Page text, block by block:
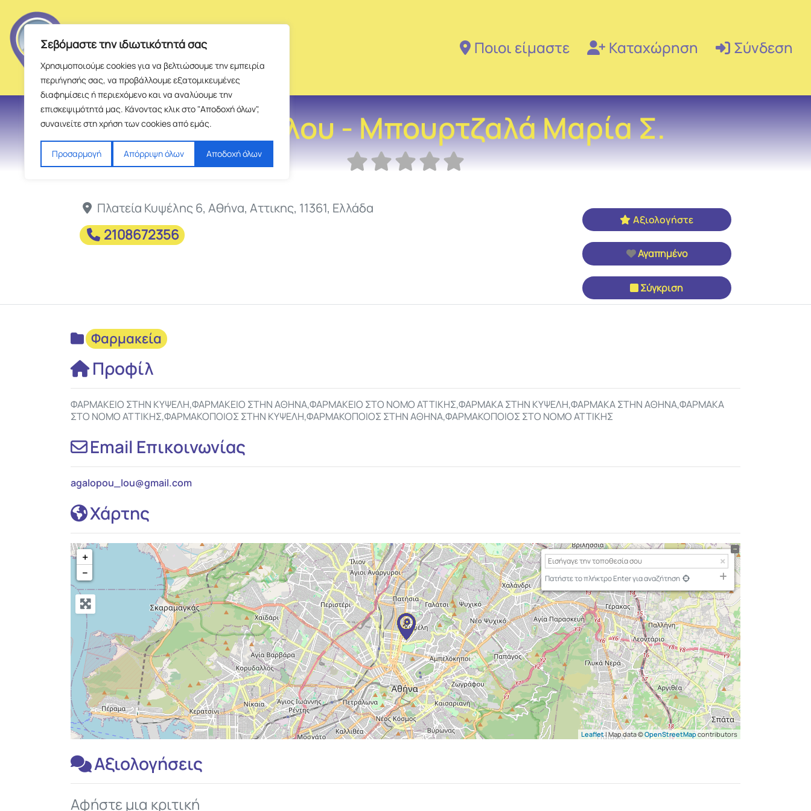
Σεβόμαστε την ιδιωτικότητά σας
Χρησιμοποιούμε cookies για να βελτιώσουμε την εμπειρία
περιήγησής σας, να προβάλλουμε εξατομικευμένες
διαφημίσεις ή περιεχόμενο και να αναλύουμε την
επισκεψιμότητά μας. Κάνοντας κλικ στο "Αποδοχή όλων",
συναινείτε στη χρήση των cookies από εμάς.
Προσαρμογή Απόρριψη όλων Αποδοχή όλων
Ποιοι είμαστε Καταχώρηση Σύνδεση
Αγαλοπούλου - Μπουρτζαλά Μαρία Σ.
Πλατεία Κυψέλης 6, Αθήνα, Αττικης, 11361, Ελλάδα
2108672356
Αξιολογήστε
Αγαπημένο
Σύγκριση
Φαρμακεία
Προφίλ
ΦΑΡΜΑΚΕΙΟ ΣΤΗΝ ΚΥΨΕΛΗ,ΦΑΡΜΑΚΕΙΟ ΣΤΗΝ ΑΘΗΝΑ,ΦΑΡΜΑΚΕΙΟ ΣΤΟ ΝΟΜΟ ΑΤΤΙΚΗΣ,ΦΑΡΜΑΚΑ ΣΤΗΝ ΚΥΨΕΛΗ,ΦΑΡΜΑΚΑ ΣΤΗΝ ΑΘΗΝΑ,ΦΑΡΜΑΚΑ
ΣΤΟ ΝΟΜΟ ΑΤΤΙΚΗΣ,ΦΑΡΜΑΚΟΠΟΙΟΣ ΣΤΗΝ ΚΥΨΕΛΗ,ΦΑΡΜΑΚΟΠΟΙΟΣ ΣΤΗΝ ΑΘΗΝΑ,ΦΑΡΜΑΚΟΠΟΙΟΣ ΣΤΟ ΝΟΜΟ ΑΤΤΙΚΗΣ
Email Επικοινωνίας
agalopou_lou@gmail.com
Χάρτης
+
−
Πατήστε το πλήκτρο Enter για αναζήτηση
Leaflet| Map data ©OpenStreetMapcontributors
Αξιολογήσεις
Αφήστε μια κριτική